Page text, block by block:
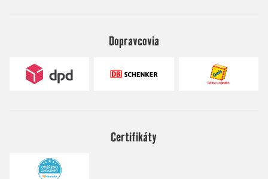
Dopravcovia
Certifikáty